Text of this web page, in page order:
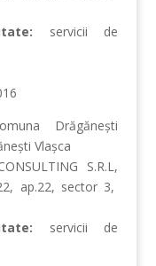
servicii de
Drăgăneşti
Vlaşca
S.R.L,
ap.22, sector 3,
servicii de